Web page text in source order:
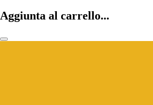
Aggiunta al carrello...